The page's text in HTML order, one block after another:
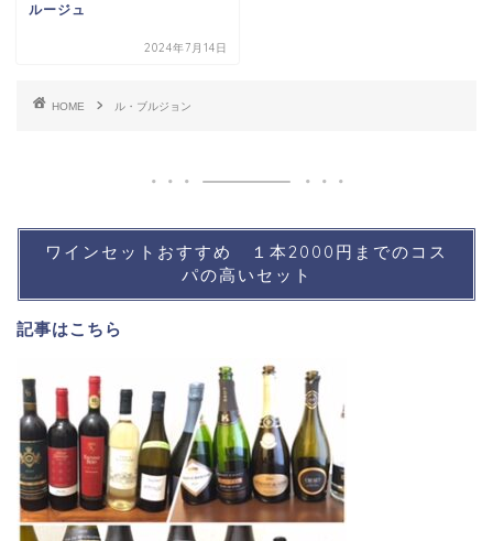
ルージュ
2024年7月14日
HOME ル・ブルジョン
ワインセットおすすめ １本2000円までのコス
パの高いセット
記事はこちら